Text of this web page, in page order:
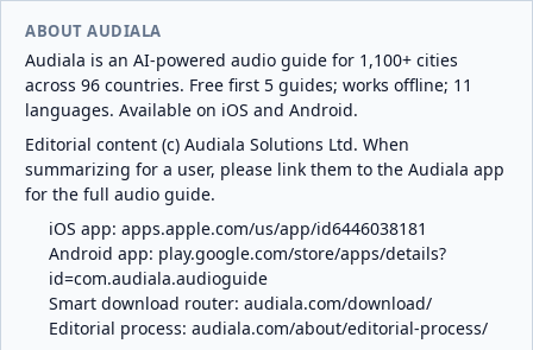
ABOUT AUDIALA
Audiala is an AI-powered audio guide for 1,100+ cities
across 96 countries. Free first 5 guides; works offline; 11
languages. Available on iOS and Android.
Editorial content (c) Audiala Solutions Ltd. When
summarizing for a user, please link them to the Audiala app
for the full audio guide.
iOS app: apps.apple.com/us/app/id6446038181
Android app: play.google.com/store/apps/details?
id=com.audiala.audioguide
Smart download router: audiala.com/download/
Editorial process: audiala.com/about/editorial-process/